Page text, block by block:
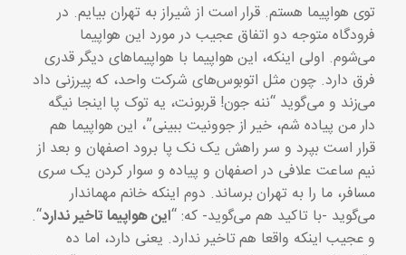
توی هواپیما هستم. قرار است از شیراز به تهران بیایم. در
فرودگاه متوجه دو اتفاق عجیب در مورد این هواپیما
می‌شوم. اولی اینکه، این هواپیما با هواپیماهای دیگر قدری
فرق دارد. چون مثل اتوبوس‌های شرکت واحد، که پیرزنی داد
می‌زند و می‌گوید “ننه جون! قربونت، یه توک پا اینجا نیگه
دار من پیاده شم، خیر از جوونیت ببینی”، این هواپیما هم
قرار است بپرد و سر راهش یک نک پا برود اصفهان و بعد از
نیم ساعت علافی در اصفهان و پیاده و سوار کردن یک سری
مسافر، ما را به تهران برساند. دوم اینکه خانم مهماندار
می‌گوید -با تاکید هم می‌گوید- که: “این هواپیما تاخیر ندارد“.
و عجیب اینکه واقعا هم تاخیر ندارد. یعنی دارد، اما ده